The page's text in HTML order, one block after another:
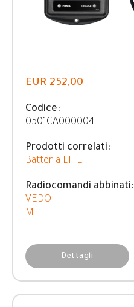
EUR 252,00
Codice:
0501CA000004
Prodotti correlati:
Batteria LITE
Radiocomandi abbinati:
VEDO
M
Dettagli